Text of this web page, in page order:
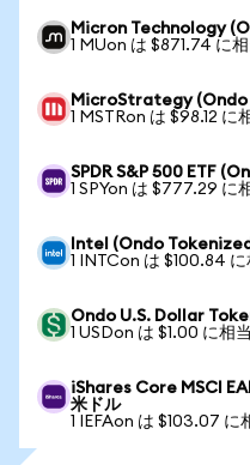
Micron Technology
1 MUon は $871.74 に相
MicroStrategy (Ondo
1 MSTRon は $98.12 に
SPDR S&P 500 ETF
1 SPYon は $777.29 に
Intel (Ondo
1 INTCon は $100.84 に
Ondo U.S. Dollar
1 USDon は $1.00 に相当
iShares Core MSCI
米ドル
1 IEFAon は $103.07 に